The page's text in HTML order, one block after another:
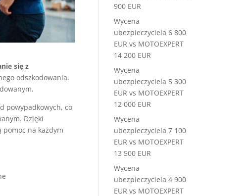
się z
odszkodowania.
powypadkowych, co
Dzięki
na każdym
900 EUR
Wycena
ubezpieczyciela 6 800
EUR vs MOTOEXPERT
14 200 EUR
Wycena
ubezpieczyciela 5 300
EUR vs MOTOEXPERT
12 000 EUR
Wycena
ubezpieczyciela 7 100
EUR vs MOTOEXPERT
13 500 EUR
Wycena
ubezpieczyciela 4 900
EUR vs MOTOEXPERT